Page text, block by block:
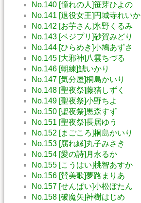
No.140 [憧れの人]笹芽ひよの
No.141 [退役女王]円城寺れいか
No.142 [お芋さん]氷野くるみ
No.143 [ベジプリ]砂賀みどり
No.144 [ひらめき]小鳩あずさ
No.145 [大邪神]八雲ちづる
No.146 [朝練]鯱いかり
No.147 [気分屋]桐島かいり
No.148 [聖夜祭]藤猪しずく
No.149 [聖夜祭]小野ちよ
No.150 [聖夜祭]黒森すず
No.151 [聖夜祭]長居ゆう
No.152 [まごころ]桐島かいり
No.153 [腐れ縁]丸子みさき
No.154 [愛の詩]月永るか
No.155 [こうはい]桃智あすか
No.156 [賛美歌]夢路まりあ
No.157 [せんぱい]小松ぼたん
No.158 [破魔矢]神樹はじめ